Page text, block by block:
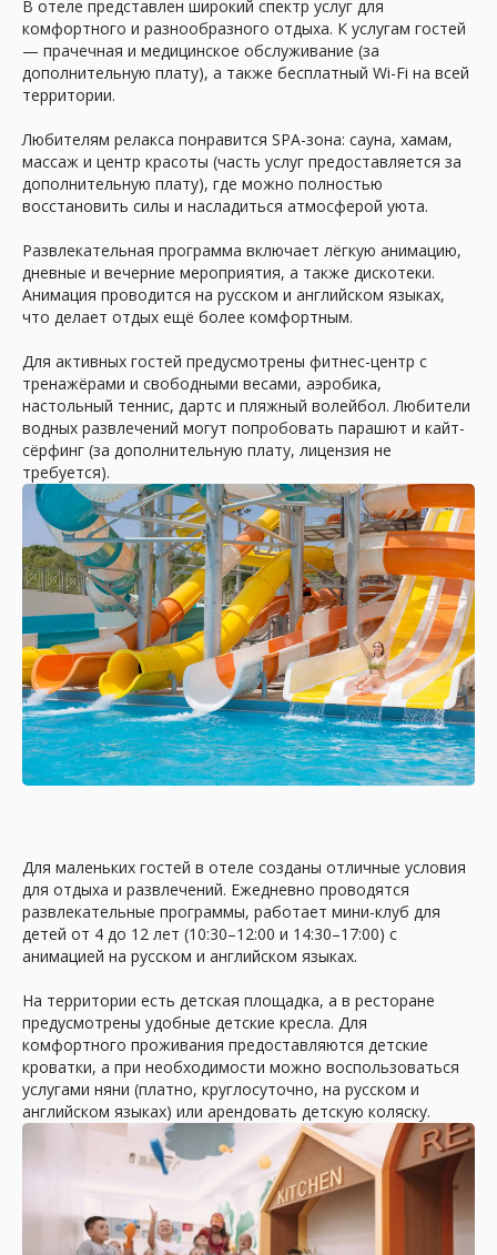
В отеле представлен широкий спектр услуг для
комфортного и разнообразного отдыха. К услугам гостей
— прачечная и медицинское обслуживание (за
дополнительную плату), а также бесплатный Wi-Fi на всей
территории.
Любителям релакса понравится SPA-зона: сауна, хамам,
массаж и центр красоты (часть услуг предоставляется за
дополнительную плату), где можно полностью
восстановить силы и насладиться атмосферой уюта.
Развлекательная программа включает лёгкую анимацию,
дневные и вечерние мероприятия, а также дискотеки.
Анимация проводится на русском и английском языках,
что делает отдых ещё более комфортным.
Для активных гостей предусмотрены фитнес-центр с
тренажёрами и свободными весами, аэробика,
настольный теннис, дартс и пляжный волейбол. Любители
водных развлечений могут попробовать парашют и кайт-
сёрфинг (за дополнительную плату, лицензия не
требуется).
Для маленьких гостей в отеле созданы отличные условия
для отдыха и развлечений. Ежедневно проводятся
развлекательные программы, работает мини-клуб для
детей от 4 до 12 лет (10:30–12:00 и 14:30–17:00) с
анимацией на русском и английском языках.
На территории есть детская площадка, а в ресторане
предусмотрены удобные детские кресла. Для
комфортного проживания предоставляются детские
кроватки, а при необходимости можно воспользоваться
услугами няни (платно, круглосуточно, на русском и
английском языках) или арендовать детскую коляску.
Почему бронировать
у нас выгодно
Бесплатное оформление
виз и страховки
Мы берём на себя все формальности:
оформляем медицинскую страховку,
визы и необходимые документы без
дополнительных затрат для вас. Вы
отдыхаете без лишних хлопот.
Наши менеджеры остаются с вами на
связи до, во время и после поездки. Любая
проблема решается быстро: от изменения
рейса до организации трансфера или
экскурсии.
Экономия вашего времени
Вместо бесконечных поисков и звонков
вы получаете готовый подбор тура за 30
минут. Мы сразу предложим лучшие
варианты по цене, расположению и
вашим требованиям.
Вы платите столько же, сколько в отеле, но
получаете бонусные скидки и закрытые
спецпредложения. Мы знаем, где
сэкономить, не потеряв в качестве отдыха.